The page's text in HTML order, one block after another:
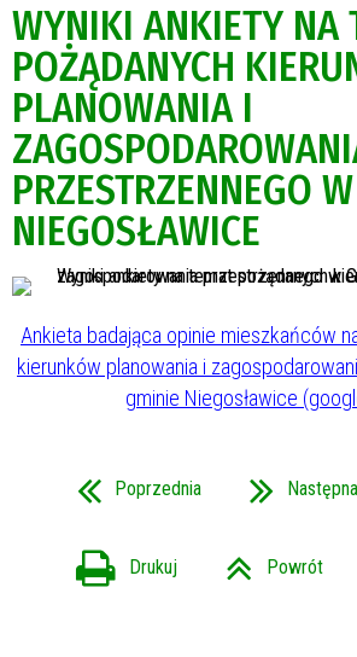
WYNIKI ANKIETY NA
POŻĄDANYCH
PLANOWANIA I
PRZESTRZENNEGO
NIEGOSŁAWICE
Ankieta badająca opinie mieszkańców
kierunków planowania i
gminie Niegosławice
Poprzednia Następna
Drukuj Powrót